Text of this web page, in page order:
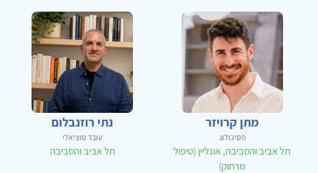
מתן קרויזר
פסיכולוג
תל אביב והסביבה, אונליין (טיפול
מרחוק)
נתי רוזנבלום
עובד סוציאלי
תל אביב והסביבה